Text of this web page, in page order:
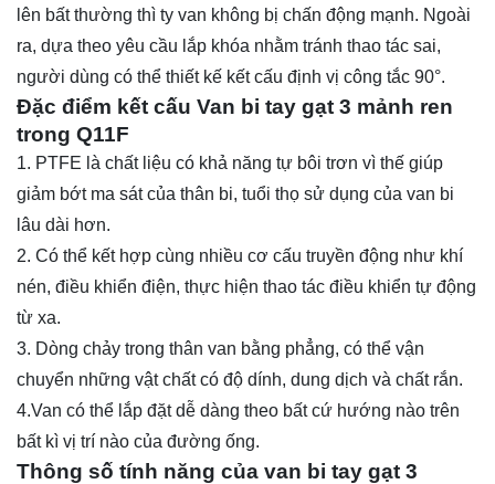
lên bất thường thì ty van không bị chấn động mạnh. Ngoài
ra, dựa theo yêu cầu lắp khóa nhằm tránh thao tác sai,
người dùng có thể thiết kế kết cấu định vị công tắc 90°.
Đặc điểm kết cấu Van bi tay gạt 3 mảnh ren
trong Q11F
1. PTFE là chất liệu có khả năng tự bôi trơn vì thế giúp
giảm bớt ma sát của thân bi, tuổi thọ sử dụng của van bi
lâu dài hơn.
2. Có thể kết hợp cùng nhiều cơ cấu truyền động như khí
nén, điều khiển điện, thực hiện thao tác điều khiển tự động
từ xa.
3. Dòng chảy trong thân van bằng phẳng, có thể vận
chuyển những vật chất có độ dính, dung dịch và chất rắn.
4.Van có thể lắp đặt dễ dàng theo bất cứ hướng nào trên
bất kì vị trí nào của đường ống.
Thông số tính năng của van bi tay gạt 3